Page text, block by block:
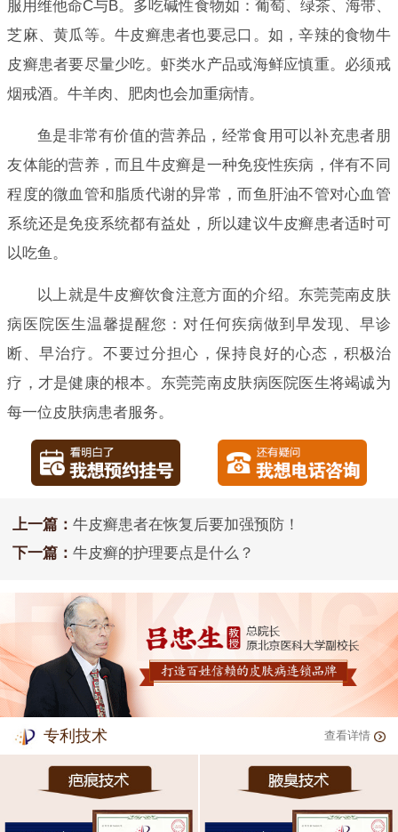
服用维他命C与B。多吃碱性食物如：葡萄、绿茶、海带、
芝麻、黄瓜等。牛皮癣患者也要忌口。如，辛辣的食物牛
皮癣患者要尽量少吃。虾类水产品或海鲜应慎重。必须戒
烟戒酒。牛羊肉、肥肉也会加重病情。
鱼是非常有价值的营养品，经常食用可以补充患者朋
友体能的营养，而且牛皮癣是一种免疫性疾病，伴有不同
程度的微血管和脂质代谢的异常，而鱼肝油不管对心血管
系统还是免疫系统都有益处，所以建议牛皮癣患者适时可
以吃鱼。
以上就是牛皮癣饮食注意方面的介绍。东莞莞南皮肤
病医院医生温馨提醒您：对任何疾病做到早发现、早诊
断、早治疗。不要过分担心，保持良好的心态，积极治
疗，才是健康的根本。东莞莞南皮肤病医院医生将竭诚为
每一位皮肤病患者服务。
上一篇： 牛皮癣患者在恢复后要加强预防！
下一篇： 牛皮癣的护理要点是什么？
专利技术 查看详情